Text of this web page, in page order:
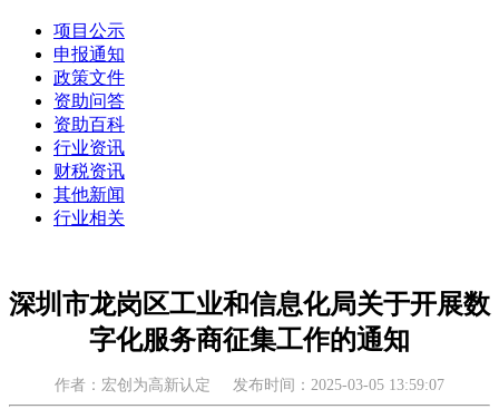
项目公示
申报通知
政策文件
资助问答
资助百科
行业资讯
财税资讯
其他新闻
行业相关
深圳市龙岗区工业和信息化局关于开展数
字化服务商征集工作的通知
作者：宏创为高新认定 发布时间：2025-03-05 13:59:07